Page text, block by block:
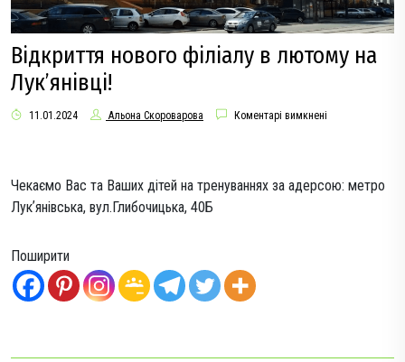
Відкриття нового філіалу в лютому на
Лук’янівці!
11.01.2024 Альона Скороварова Коментарі вимкнені
Чекаємо Вас та Ваших дітей на тренуваннях за адерсою: метро
Лукʼянівська, вул.Глибочицька, 40Б
Поширити